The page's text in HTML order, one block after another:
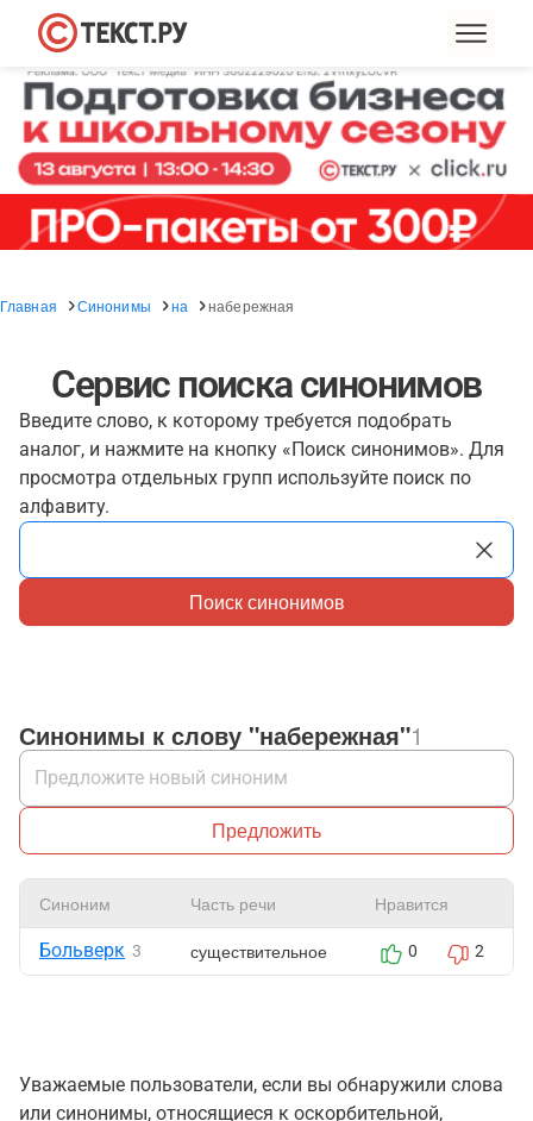
Главная Синонимы на набережная
Сервис поиска синонимов
Введите слово, к которому требуется подобрать
аналог, и нажмите на кнопку «Поиск синонимов». Для
просмотра отдельных групп используйте поиск по
алфавиту.
Поиск синонимов
Синонимы к слову "набережная"1
Предложить
Синоним Часть речи Нравится
Больверк 3 существительное 0 2
Уважаемые пользователи, если вы обнаружили слова
или синонимы, относящиеся к оскорбительной,